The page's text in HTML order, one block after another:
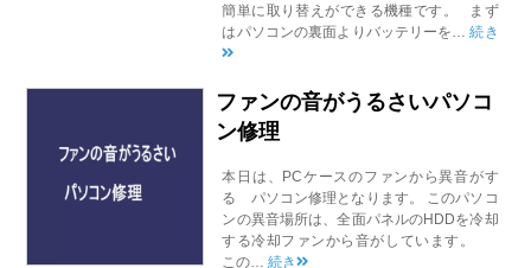
簡単に取り替えができる機種です。 まず
はパソコンの裏面よりバッテリーを…続き
ファンの音がうるさいパソコ
ン修理
本日は、PCケースのファンから異音がす
る パソコン修理となります。 このパソコ
ンの異音場所は、全面パネルのHDDを冷却
する冷却ファンから音がしています。
この…続き